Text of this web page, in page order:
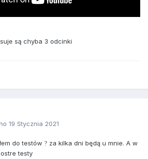
są chyba 3 odcinki
19 Stycznia 2021
do testów ? za kilka dni będą u mnie. A w
testy